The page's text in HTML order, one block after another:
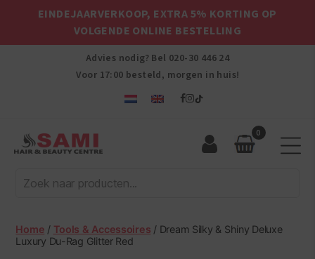
EINDEJAARVERKOOP, EXTRA 5% KORTING OP
VOLGENDE ONLINE BESTELLING
Advies nodig? Bel 020-30 446 24
Voor 17:00 besteld, morgen in huis!
Afro
Hair
Beauty
Centre
0
Home / Tools & Accessoires / Dream Silky & Shiny Deluxe
Luxury Du-Rag Glitter Red